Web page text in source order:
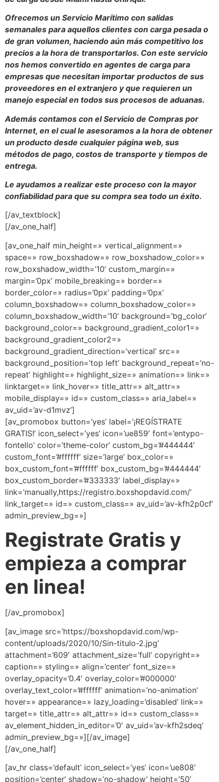
Ofrecemos un Servicio Marítimo con salidas
semanales para aquellos clientes con carga pesada o
de gran volumen, haciendo aún más competitivo los
precios a la hora de transportarlos. Con este servicio
nos hemos convertido en agentes de carga para
empresas que necesitan importar productos de sus
proveedores en el extranjero y que requieren un
manejo especial en todos sus procesos de aduanas.
Además contamos con el Servicio de Compras por
Internet, en el cual le asesoramos a la hora de obtener
un producto desde cualquier página web, sus
métodos de pago, costos de transporte y tiempos de
entrega.
Le ayudamos a realizar este proceso con la mayor
confiabilidad para que su compra sea todo un éxito.
[/av_textblock]
[/av_one_half]
[av_one_half min_height=» vertical_alignment=»
space=» row_boxshadow=» row_boxshadow_color=»
row_boxshadow_width=’10’ custom_margin=»
margin=’0px’ mobile_breaking=» border=»
border_color=» radius=’0px’ padding=’0px’
column_boxshadow=» column_boxshadow_color=»
column_boxshadow_width=’10’ background=’bg_color’
background_color=» background_gradient_color1=»
background_gradient_color2=»
background_gradient_direction=’vertical’ src=»
background_position=’top left’ background_repeat=’no-
repeat’ highlight=» highlight_size=» animation=» link=»
linktarget=» link_hover=» title_attr=» alt_attr=»
mobile_display=» id=» custom_class=» aria_label=»
av_uid=’av-d1mvz’]
[av_promobox button=’yes’ label=’¡REGÍSTRATE
GRATIS!’ icon_select=’yes’ icon=’ue859′ font=’entypo-
fontello’ color=’theme-color’ custom_bg=’#444444′
custom_font=’#ffffff’ size=’large’ box_color=»
box_custom_font=’#ffffff’ box_custom_bg=’#444444′
box_custom_border=’#333333′ label_display=»
link=’manually,https://registro.boxshopdavid.com/’
link_target=» id=» custom_class=» av_uid=’av-kfh2p0cf’
admin_preview_bg=»]
Registrate Gratis y
empieza a comprar
en linea!
[/av_promobox]
[av_image src=’https://boxshopdavid.com/wp-
content/uploads/2020/10/Sin-titulo-2.jpg’
attachment=’609′ attachment_size=’full’ copyright=»
caption=» styling=» align=’center’ font_size=»
overlay_opacity=’0.4′ overlay_color=’#000000′
overlay_text_color=’#ffffff’ animation=’no-animation’
hover=» appearance=» lazy_loading=’disabled’ link=»
target=» title_attr=» alt_attr=» id=» custom_class=»
av_element_hidden_in_editor=’0′ av_uid=’av-kfh2sdeq’
admin_preview_bg=»][/av_image]
[/av_one_half]
[av_hr class=’default’ icon_select=’yes’ icon=’ue808′
position=’center’ shadow=’no-shadow’ height=’50’